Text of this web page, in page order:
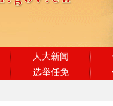
人大新闻
选举任免